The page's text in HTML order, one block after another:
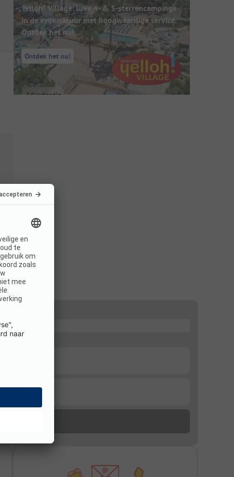
Yelloh! Village: luxe 4- & 5-sterrencampings
in de vrije natuur met hoogwaardige service.
Ontdek het nu!
Ontdek het nu!